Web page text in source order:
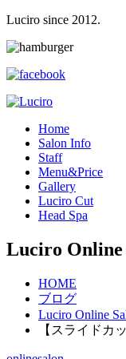
Luciro since 2012.
Home
Salon Info
Staff
Menu&Price
Gallery
Luciro Cut
Head Spa
Luciro Online
HOME
ブログ
Luciro Online
【スライドカ